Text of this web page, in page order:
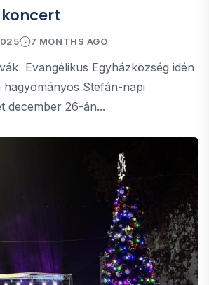
7 MONTHS AGO
Evangélikus Egyházközség idén
hagyományos Stefán-napi
december 26-án...